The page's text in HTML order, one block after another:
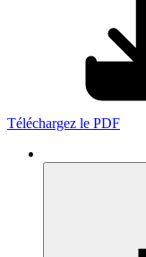
Téléchargez le PDF